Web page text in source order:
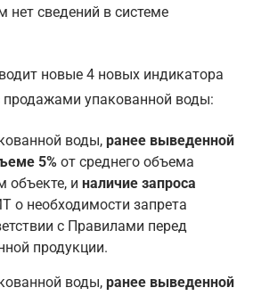
нет сведений в системе
новые 4 новых индикатора
продажами упакованной воды:
воды, ранее выведенной
5% от среднего объема
объекте, и наличие запроса
о необходимости запрета
с Правилами перед
продукции.
воды, ранее выведенной